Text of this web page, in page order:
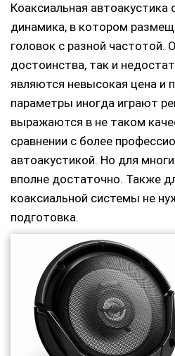
Коаксиальная автоакустика
динамика, в котором
головок с разной частотой.
достоинства, так и
являются невысокая цена и
параметры иногда играют
выражаются в не таком
сравнении с более
автоакустикой. Но для
вполне достаточно. Также
коаксиальной системы не
подготовка.